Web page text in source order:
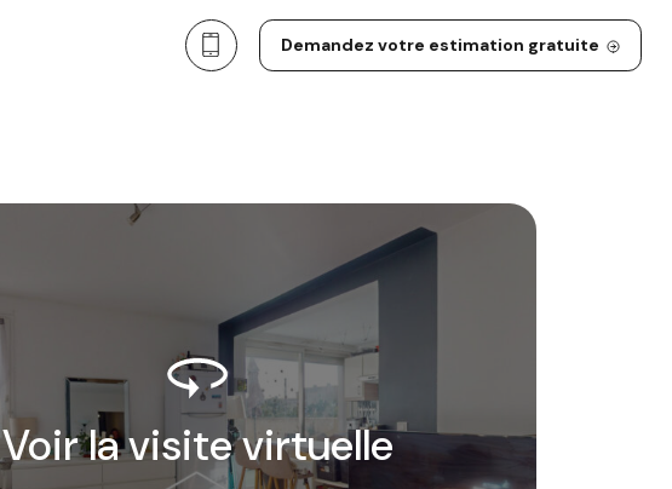
Demandez votre estimation gratuite
Voir la visite virtuelle